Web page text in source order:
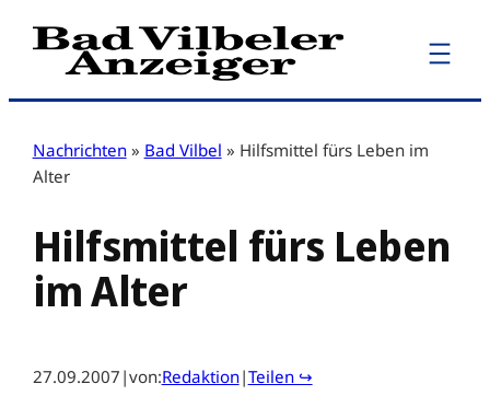
Zum
Inhalt
Nachrichten » Bad Vilbel » Hilfsmittel fürs Leben im
Alter
Hilfsmittel fürs Leben
im Alter
27.09.2007 |von:Redaktion|Teilen ↪